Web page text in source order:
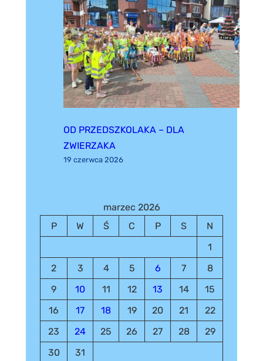
OD PRZEDSZKOLAKA – DLA
ZWIERZAKA
19 czerwca 2026
marzec 2026
P
W Ś C P S
N
1
2
3 4 5 6 7
8
9
10 11 12 13 14
15
16
17 18 19 20 21
22
23
24 25 26 27 28
29
30
31